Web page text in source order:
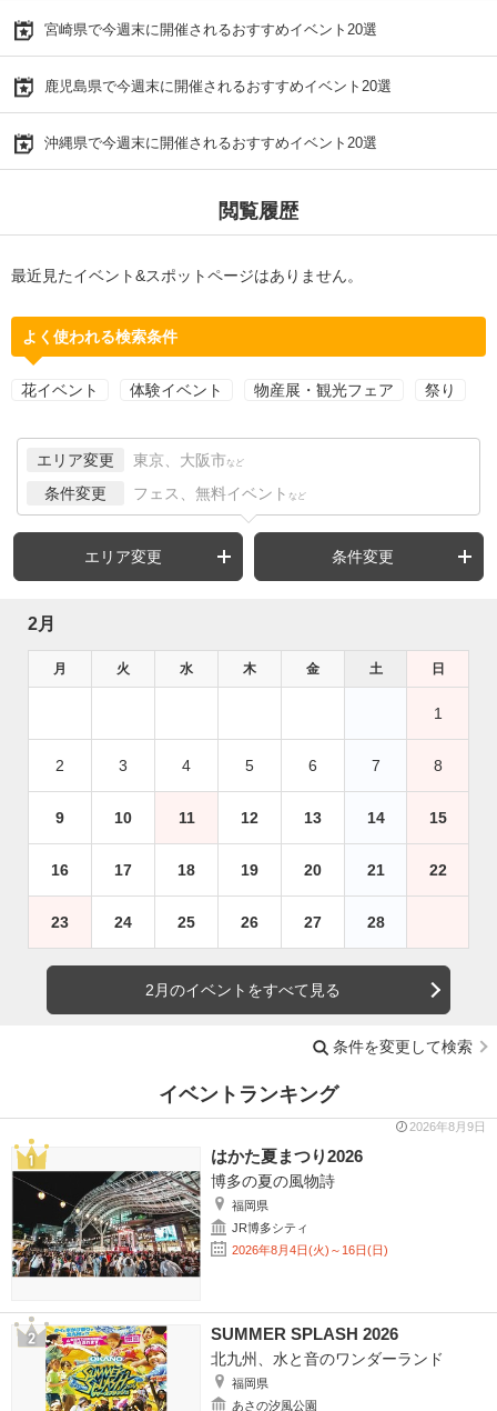
宮崎県で今週末に開催されるおすすめイベント20選
鹿児島県で今週末に開催されるおすすめイベント20選
沖縄県で今週末に開催されるおすすめイベント20選
閲覧履歴
最近見たイベント&スポットページはありません。
よく使われる検索条件
花イベント 体験イベント 物産展・観光フェア 祭り
エリア変更 東京、大阪市 など
条件変更 フェス、無料イベント など
エリア変更 条件変更
2月
月 火 水 木 金 土 日
1
2 3 4 5 6 7 8
9 10 11 12 13 14 15
16 17 18 19 20 21 22
23 24 25 26 27 28
2月のイベントをすべて見る
条件を変更して検索
イベントランキング
2026年8月9日
はかた夏まつり2026
博多の夏の風物詩
福岡県
JR博多シティ
2026年8月4日(火)～16日(日)
SUMMER SPLASH 2026
北九州、水と音のワンダーランド
福岡県
あさの汐風公園